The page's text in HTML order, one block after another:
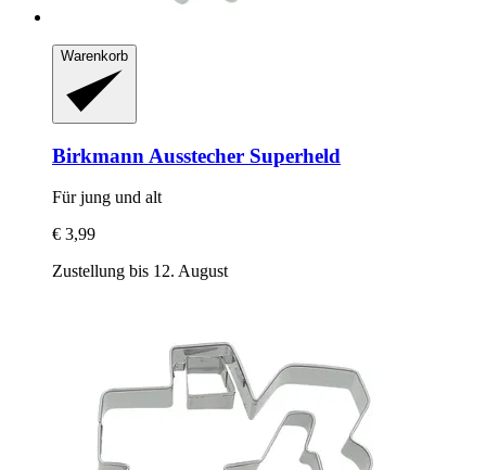
Warenkorb
Birkmann Ausstecher Superheld
Für jung und alt
€ 3,99
Zustellung bis 12. August